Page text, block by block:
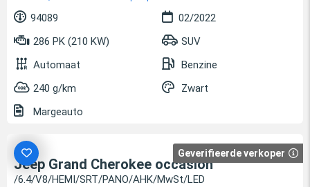
94089
02/2022
286 PK (210 KW)
SUV
Automaat
Benzine
240 g/km
Zwart
Margeauto
Geverifieerde verkoper
Jeep Grand Cherokee occasion
/6.4/V8/HEMI/SRT/PANO/AHK/MwSt/LED